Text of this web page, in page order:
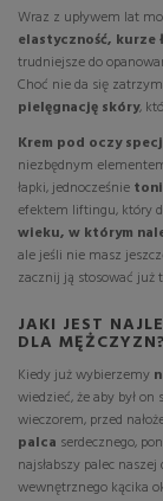
Wraz z upływem lat
elastyczność,
trudniejsze do
Choć nie da się
pielęgnację skóry,
Krem pod oczy
niezbędnym
łapki, jednocześnie
efektem liftingu, który
wieku, w którym
ale jeśli nie masz
zacznij ją stosować już
JAKI JEST
DLA MĘŻCZYZN?
Kiedy już wybierzemy
wiedzieć, że aby był
wieczorem, przed
palca serdecznego,
najsłabszy palec naszej
wewnętrznego kącika